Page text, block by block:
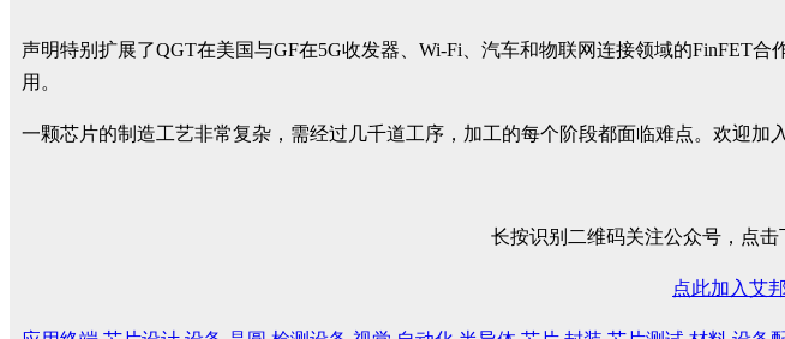
声明特别扩展了QGT在美国与GF在5G收发器、Wi-Fi、汽车和物联网连接领域的FinFET
用。
一颗芯片的制造工艺非常复杂，需经过几千道工序，加工的每个阶段都面临难点。欢迎加
长按识别二维码关注公众号，点击
点此加入艾